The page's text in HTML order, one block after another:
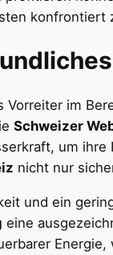
konfrontiert
Vorreiter im
Schweizer
um
nicht nur
und ein
eine